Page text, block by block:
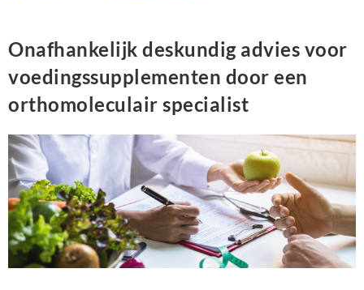
Onafhankelijk deskundig advies voor
voedingssupplementen door een
orthomoleculair specialist